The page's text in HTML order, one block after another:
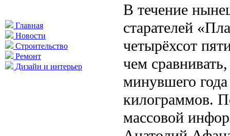
Главная
Новости
Строительство
Ремонт
Дизайн и интерьер
В течение
старателей
четырёхсот
чем
минувшего года
килограммов.
массовой